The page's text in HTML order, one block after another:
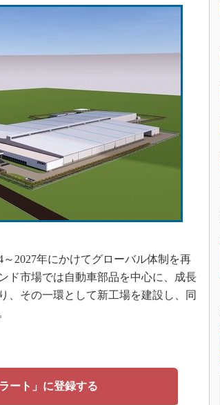
メイドインジャパン
グローバル設計・開発
制御セキュリティ
新型コロナへの対応
2027年にかけてグローバル体制を再
ド市場では自動車部品を中心に、成長
、その一環として新工場を建設し、同
ート」に登録する